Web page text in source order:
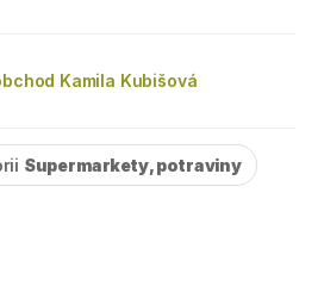
Kamila Kubišová
Supermarkety, potraviny